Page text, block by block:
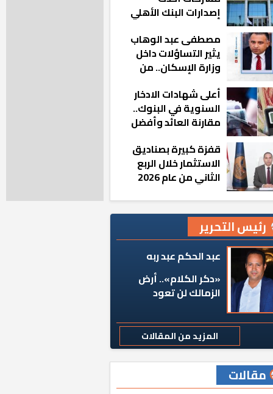
إصدارات البنك الأهلي
ماستركارد
مصطفى عبد الوهاب
يثير التساؤلات داخل
وزارة الإسكان.. من
المناصب؟
أعلى شهادات الادخار
السنوية في البنوك..
مقارنة العائد وأفضل
قفزة كبيرة بصناديق
الاستثمار خلال الربع
الثاني من عام 2026
رئيس التحرير
عبد الحكم عبد ربه
«دكر الكلام».. أرض
الزمالك لن تعود
المزيد من المقالات
مقالات